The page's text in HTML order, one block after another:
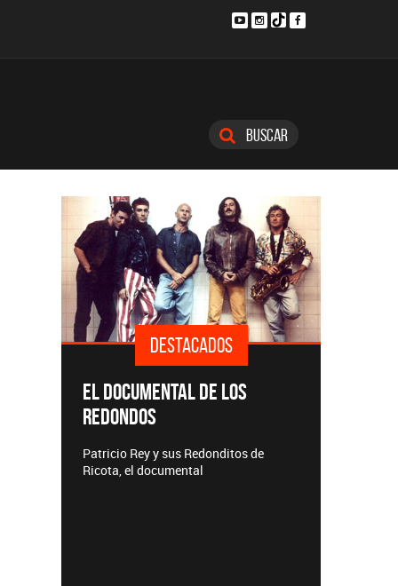
Buscar
DESTACADOS
EL DOCUMENTAL DE LOS
REDONDOS
Patricio Rey y sus Redonditos de
Ricota, el documental